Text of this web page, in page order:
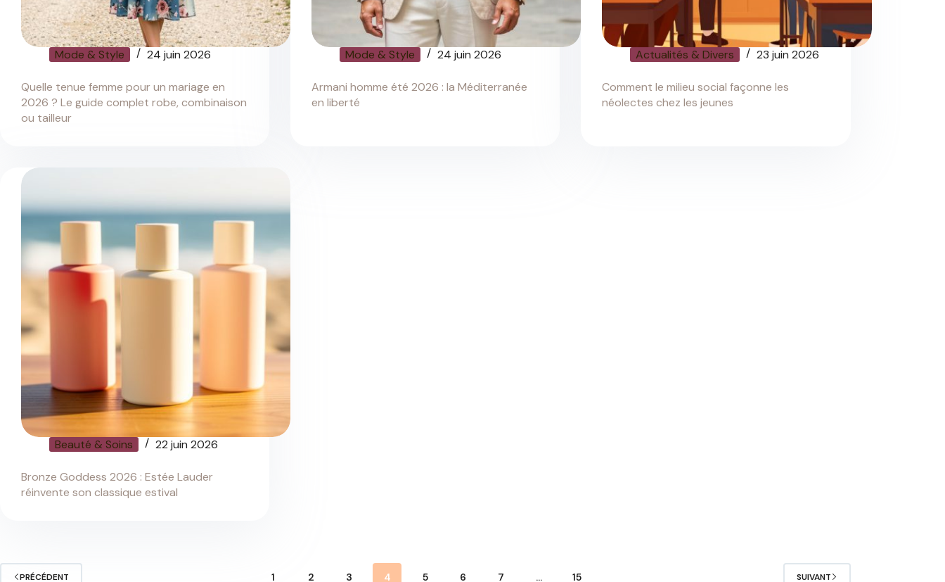
Mode & Style 24 juin 2026
Quelle tenue femme pour un mariage en
2026 ? Le guide complet robe, combinaison
ou tailleur
Mode & Style 24 juin 2026
Armani homme été 2026 : la Méditerranée
en liberté
Actualités & Divers 23 juin 2026
Comment le milieu social façonne les
néolectes chez les jeunes
Beauté & Soins 22 juin 2026
Bronze Goddess 2026 : Estée Lauder
réinvente son classique estival
PRÉCÉDENT 1 2 3 4 5 6 7 … 15 SUIVANT